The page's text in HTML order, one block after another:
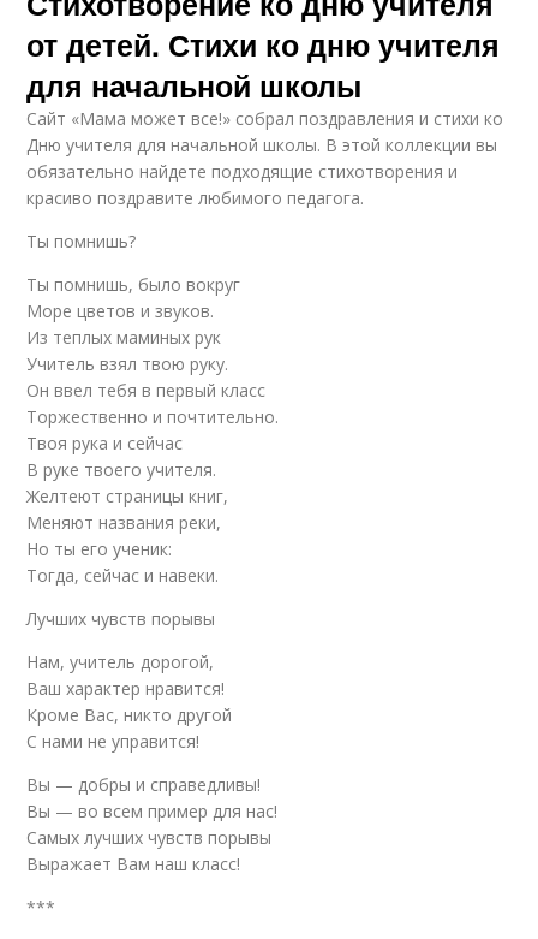
от детей. Стихи ко дню учителя
для начальной школы
Сайт «Мама может все!» собрал поздравления и стихи ко
Дню учителя для начальной школы. В этой коллекции вы
обязательно найдете подходящие стихотворения и
красиво поздравите любимого педагога.
Ты помнишь?
Ты помнишь, было вокруг
Море цветов и звуков.
Из теплых маминых рук
Учитель взял твою руку.
Он ввел тебя в первый класс
Торжественно и почтительно.
Твоя рука и сейчас
В руке твоего учителя.
Желтеют страницы книг,
Меняют названия реки,
Но ты его ученик:
Тогда, сейчас и навеки.
Лучших чувств порывы
Нам, учитель дорогой,
Ваш характер нравится!
Кроме Вас, никто другой
С нами не управится!
Вы — добры и справедливы!
Вы — во всем пример для нас!
Самых лучших чувств порывы
Выражает Вам наш класс!
***